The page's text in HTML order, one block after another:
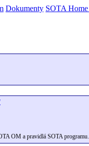
Dokumenty SOTA Home
OM a pravidlá SOTA programu.